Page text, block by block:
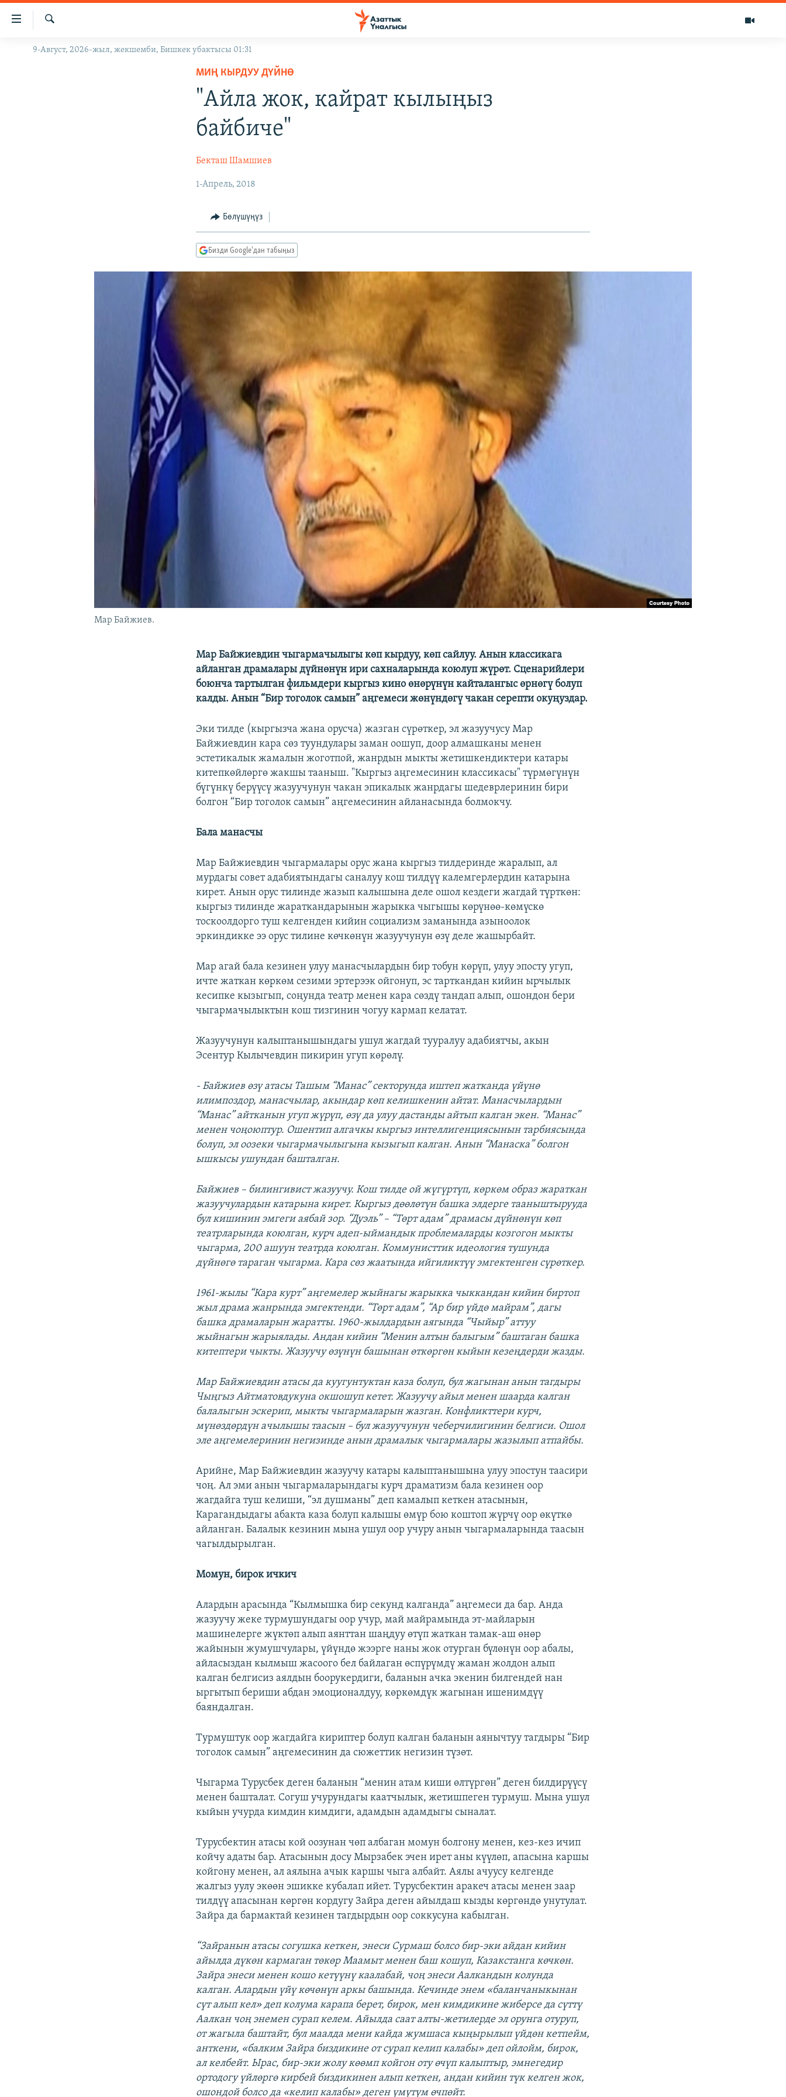
Линктер
Мазмунга
Навигацияга
ЖАҢЫЛЫКТАР
Издөө
9-Август, 2026-жыл, жекшемби, Бишкек убактысы 01:31
МИҢ КЫРДУУ ДҮЙНӨ
"Айла жок, кайрат кылыңыз
байбиче"
Бекташ Шамшиев
1-Апрель, 2018
Бөлүшүңүз
Бизди Google'дан табыңыз
Мар Байжиев.
Мар Байжиевдин чыгармачылыгы көп кырдуу, көп сайлуу. Анын классикага
айланган драмалары дүйнөнүн ири сахналарында коюлуп жүрөт. Сценарийлери
боюнча тартылган фильмдери кыргыз кино өнөрүнүн кайталангыс өрнөгү болуп
калды. Анын “Бир тоголок самын” аңгемеси жөнүндөгү чакан серепти окуңуздар.
Эки тилде (кыргызча жана орусча) жазган сүрөткер, эл жазуучусу Мар
Байжиевдин кара сөз туундулары заман оошуп, доор алмашканы менен
эстетикалык жамалын жоготпой, жанрдын мыкты жетишкендиктери катары
китепкөйлөргө жакшы тааныш. "Кыргыз аңгемесинин классикасы" түрмөгүнүн
бүгүнкү берүүсү жазуучунун чакан эпикалык жанрдагы шедеврлеринин бири
болгон “Бир тоголок самын” аңгемесинин айланасында болмокчу.
Бала манасчы
Мар Байжиевдин чыгармалары орус жана кыргыз тилдеринде жаралып, ал
мурдагы совет адабиятындагы саналуу кош тилдүү калемгерлердин катарына
кирет. Анын орус тилинде жазып калышына деле ошол кездеги жагдай түрткөн:
кыргыз тилинде жараткандарынын жарыкка чыгышы көрүнөө-көмүскө
тоскоолдорго туш келгенден кийин социализм заманында азыноолок
эркиндикке ээ орус тилине көчкөнүн жазуучунун өзү деле жашырбайт.
Мар агай бала кезинен улуу манасчылардын бир тобун көрүп, улуу эпосту угуп,
ичте жаткан көркөм сезими эртерээк ойгонуп, эс тарткандан кийин ырчылык
кесипке кызыгып, соңунда театр менен кара сөздү тандап алып, ошондон бери
чыгармачылыктын кош тизгинин чогуу кармап келатат.
Жазуучунун калыптанышындагы ушул жагдай тууралуу адабиятчы, акын
Эсентур Кылычевдин пикирин угуп көрөлү.
- Байжиев өзү атасы Ташым “Манас” секторунда иштеп жатканда үйүнө
илимпоздор, манасчылар, акындар көп келишкенин айтат. Манасчылардын
“Манас” айтканын угуп жүрүп, өзү да улуу дастанды айтып калган экен. “Манас”
менен чоңоюптур. Ошентип алгачкы кыргыз интеллигенциясынын тарбиясында
болуп, эл оозеки чыгармачылыгына кызыгып калган. Анын “Манаска” болгон
ышкысы ушундан башталган.
Байжиев – билингивист жазуучу. Кош тилде ой жүгүртүп, көркөм образ жараткан
жазуучулардын катарына кирет. Кыргыз дөөлөтүн башка элдерге тааныштырууда
бул кишинин эмгеги аябай зор. “Дуэль” – “Төрт адам” драмасы дүйнөнүн көп
театрларында коюлган, курч адеп-ыймандык проблемаларды козгогон мыкты
чыгарма, 200 ашуун театрда коюлган. Коммунисттик идеология тушунда
дүйнөгө тараган чыгарма. Кара сөз жаатында ийгиликтүү эмгектенген сүрөткер.
1961-жылы “Кара курт” аңгемелер жыйнагы жарыкка чыккандан кийин биртоп
жыл драма жанрында эмгектенди. “Төрт адам”, “Ар бир үйдө майрам”, дагы
башка драмаларын жаратты. 1960-жылдардын аягында “Чыйыр” аттуу
жыйнагын жарыялады. Андан кийин “Менин алтын балыгым” баштаган башка
китептери чыкты. Жазуучу өзүнүн башынан өткөргөн кыйын кезеңдерди жазды.
Мар Байжиевдин атасы да куугунтуктан каза болуп, бул жагынан анын тагдыры
Чыңгыз Айтматовдукуна окшошуп кетет. Жазуучу айыл менен шаарда калган
балалыгын эскерип, мыкты чыгармаларын жазган. Конфликттери курч,
мүнөздөрдүн ачылышы таасын – бул жазуучунун чеберчилигинин белгиси. Ошол
эле аңгемелеринин негизинде анын драмалык чыгармалары жазылып атпайбы.
Арийне, Мар Байжиевдин жазуучу катары калыптанышына улуу эпостун таасири
чоң. Ал эми анын чыгармаларындагы курч драматизм бала кезинен оор
жагдайга туш келиши, “эл душманы” деп камалып кеткен атасынын,
Карагандыдагы абакта каза болуп калышы өмүр бою коштоп жүрчү оор өкүткө
айланган. Балалык кезинин мына ушул оор учуру анын чыгармаларында таасын
чагылдырылган.
Момун, бирок ичкич
Алардын арасында “Кылмышка бир секунд калганда” аңгемеси да бар. Анда
жазуучу жеке турмушундагы оор учур, май майрамында эт-майларын
машинелерге жүктөп алып аянттан шаңдуу өтүп жаткан тамак-аш өнөр
жайынын жумушчулары, үйүндө жээрге наны жок отурган бүлөнүн оор абалы,
айласыздан кылмыш жасоого бел байлаган өспүрүмдү жаман жолдон алып
калган белгисиз аялдын боорукердиги, баланын ачка экенин билгендей нан
ыргытып бериши абдан эмоционалдуу, көркөмдүк жагынан ишенимдүү
баяндалган.
Турмуштук оор жагдайга кириптер болуп калган баланын аянычтуу тагдыры “Бир
тоголок самын” аңгемесинин да сюжеттик негизин түзөт.
Чыгарма Турусбек деген баланын “менин атам киши өлтүргөн” деген билдирүүсү
менен башталат. Согуш учурундагы каатчылык, жетишпеген турмуш. Мына ушул
кыйын учурда кимдин кимдиги, адамдын адамдыгы сыналат.
Турусбектин атасы кой оозунан чөп албаган момун болгону менен, кез-кез ичип
койчу адаты бар. Атасынын досу Мырзабек эчен ирет аны күүлөп, апасына каршы
койгону менен, ал аялына ачык каршы чыга албайт. Аялы ачуусу келгенде
жалгыз уулу экөөн эшикке кубалап ийет. Турусбектин аракеч атасы менен заар
тилдүү апасынан көргөн кордугу Зайра деген айылдаш кызды көргөндө унутулат.
Зайра да бармактай кезинен тагдырдын оор соккусуна кабылган.
“Зайранын атасы согушка кеткен, энеси Сурмаш болсо бир-эки айдан кийин
айылда дүкөн кармаган төкөр Маамыт менен баш кошуп, Казакстанга көчкөн.
Зайра энеси менен кошо кетүүнү каалабай, чоң энеси Аалкандын колунда
калган. Алардын үйү көчөнүн аркы башында. Кечинде энем «баланчаныкынан
сүт алып кел» деп колума карапа берет, бирок, мен кимдикине жиберсе да сүттү
Аалкан чоң энемен сурап келем. Айылда саат алты-жетилерде эл орунга отуруп,
от жагыла баштайт, бул маалда мени кайда жумшаса кыңырылып үйдөн кетпейм,
анткени, «балким Зайра биздикине от сурап келип калабы» деп ойлойм, бирок,
ал келбейт. Ырас, бир-эки жолу көөмп койгон оту өчүп калыптыр, эмнегедир
ортодогу үйлөргө кирбей биздикинен алып кеткен, андан кийин түк келген жок,
ошондой болсо да «келип калабы» деген үмүтүм өчпөйт.